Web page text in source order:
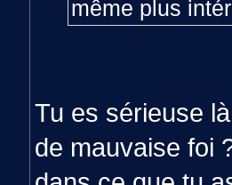
même plus
Tu es sérieuse
de mauvaise foi